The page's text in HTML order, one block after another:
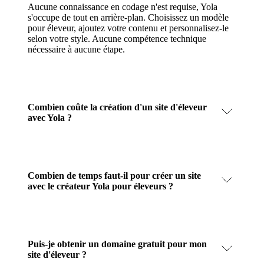
Aucune connaissance en codage n'est requise, Yola
s'occupe de tout en arrière-plan. Choisissez un modèle
pour éleveur, ajoutez votre contenu et personnalisez-le
selon votre style. Aucune compétence technique
nécessaire à aucune étape.
Combien coûte la création d'un site d'éleveur
avec Yola ?
Combien de temps faut-il pour créer un site
avec le créateur Yola pour éleveurs ?
Puis-je obtenir un domaine gratuit pour mon
site d'éleveur ?